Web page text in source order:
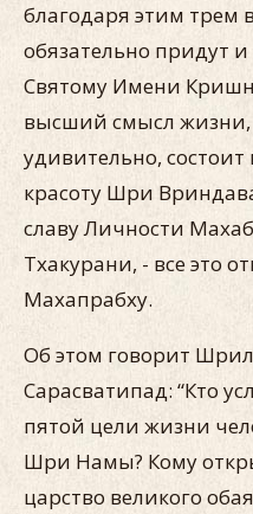
благодаря этим трем
обязательно придут
Святому Имени
высший смысл жизни,
удивительно,
красоту Шри
славу Личности
Тхакурани, - все это
Махапрабху.
Об этом говорит
Сарасватипад: “Кто
пятой цели жизни
Шри Намы? Кому
царство великого